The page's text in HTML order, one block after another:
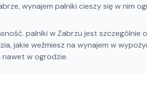
wynajem palniki cieszy się w nim
palniki w Zabrzu jest szczególnie
jakie weźmiesz na wynajem w
w ogrodzie.